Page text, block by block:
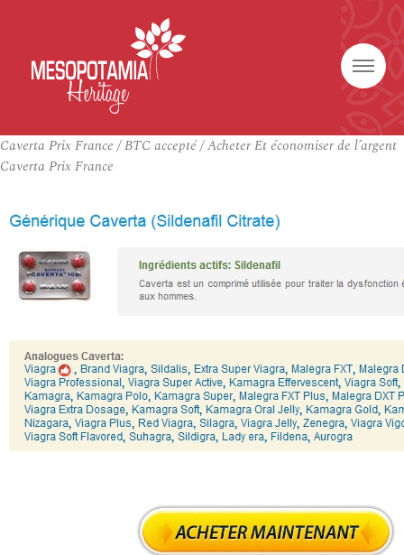
Caverta Prix France / BTC accepté / Acheter Et économiser de l’argent
Caverta Prix France